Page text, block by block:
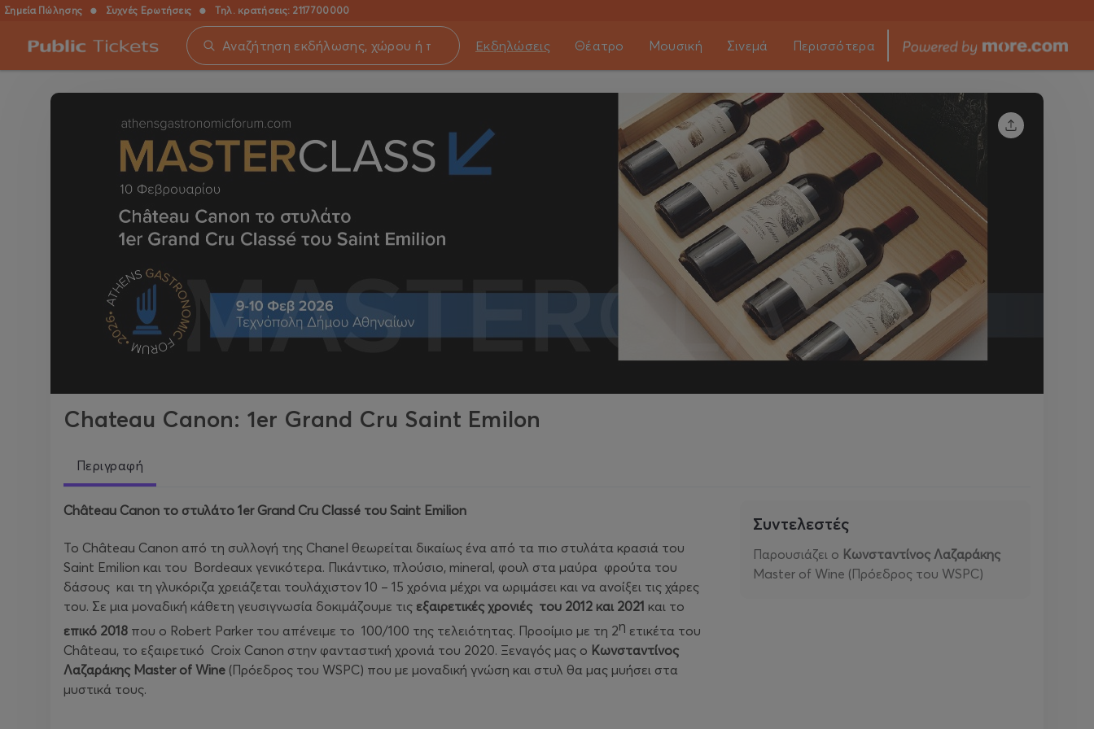
Σημεία Πώλησης ● Συχνές Ερωτήσεις ● Τηλ. κρατήσεις: 2117700000
Εκδηλώσεις Θέατρο Μουσική Σινεμά Περισσότερα
Chateau Canon: 1er Grand Cru Saint Emilon
Περιγραφή
Château Canon το στυλάτο 1er Grand Cru Classé του Saint Emilion
Το Château Canon από τη συλλογή της Chanel θεωρείται δικαίως ένα από τα πιο στυλάτα κρασιά του
Saint Emilion και του Bordeaux γενικότερα. Πικάντικο, πλούσιο, mineral, φουλ στα μαύρα φρούτα του
δάσους και τη γλυκόριζα χρειάζεται τουλάχιστον 10 – 15 χρόνια μέχρι να ωριμάσει και να ανοίξει τις χάρες
του. Σε μια μοναδική κάθετη γευσιγνωσία δοκιμάζουμε τις εξαιρετικές χρονιές του 2012 και 2021 και το
επικό 2018 που ο Robert Parker του απένειμε το 100/100 της τελειότητας. Προοίμιο με τη 2η ετικέτα του
Château, το εξαιρετικό Croix Canon στην φανταστική χρονιά του 2020. Ξεναγός μας ο Κωνσταντίνος
Λαζαράκης Master of Wine (Πρόεδρος του WSPC) που με μοναδική γνώση και στυλ θα μας μυήσει στα
μυστικά τους.
Συντελεστές
Παρουσιάζει ο Κωνσταντίνος Λαζαράκης
Master of Wine (Πρόεδρος του WSPC)